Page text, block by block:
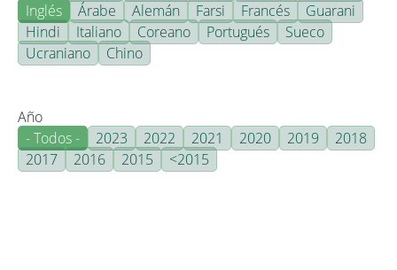
Inglés
Árabe Alemán Farsi Francés
Guarani
Hindi
Italiano Coreano Portugués
Sueco
Ucraniano
Chino
Año
- Todos -
2023 2022 2021 2020 2019
2018
2017
2016 2015 <2015